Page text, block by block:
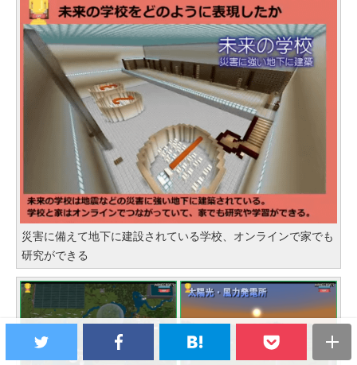
災害に備えて地下に建設されている学校、オンラインで家でも
研究ができる